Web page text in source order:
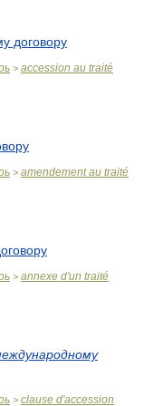
договору
> accession au traité
> amendement au traité
> annexe d'un traité
> clause d'accession